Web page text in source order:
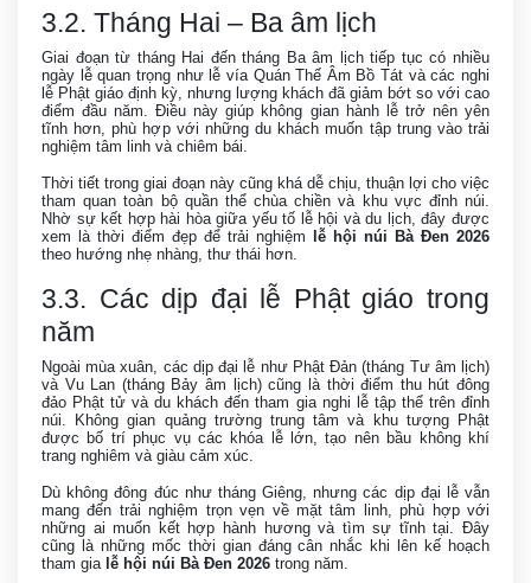
3.2. Tháng Hai – Ba âm lịch
Giai đoạn từ tháng Hai đến tháng Ba âm lịch tiếp tục có nhiều
ngày lễ quan trọng như lễ vía Quán Thế Âm Bồ Tát và các nghi
lễ Phật giáo định kỳ, nhưng lượng khách đã giảm bớt so với cao
điểm đầu năm. Điều này giúp không gian hành lễ trở nên yên
tĩnh hơn, phù hợp với những du khách muốn tập trung vào trải
nghiệm tâm linh và chiêm bái.
Thời tiết trong giai đoạn này cũng khá dễ chịu, thuận lợi cho việc
tham quan toàn bộ quần thể chùa chiền và khu vực đỉnh núi.
Nhờ sự kết hợp hài hòa giữa yếu tố lễ hội và du lịch, đây được
xem là thời điểm đẹp để trải nghiệm lễ hội núi Bà Đen 2026
theo hướng nhẹ nhàng, thư thái hơn.
3.3. Các dịp đại lễ Phật giáo trong
năm
Ngoài mùa xuân, các dịp đại lễ như Phật Đản (tháng Tư âm lịch)
và Vu Lan (tháng Bảy âm lịch) cũng là thời điểm thu hút đông
đảo Phật tử và du khách đến tham gia nghi lễ tập thể trên đỉnh
núi. Không gian quảng trường trung tâm và khu tượng Phật
được bố trí phục vụ các khóa lễ lớn, tạo nên bầu không khí
trang nghiêm và giàu cảm xúc.
Dù không đông đúc như tháng Giêng, nhưng các dịp đại lễ vẫn
mang đến trải nghiệm trọn vẹn về mặt tâm linh, phù hợp với
những ai muốn kết hợp hành hương và tìm sự tĩnh tại. Đây
cũng là những mốc thời gian đáng cân nhắc khi lên kế hoạch
tham gia lễ hội núi Bà Đen 2026 trong năm.